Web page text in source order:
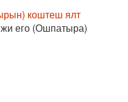
коштеш ялт
его (Ошпатыра)